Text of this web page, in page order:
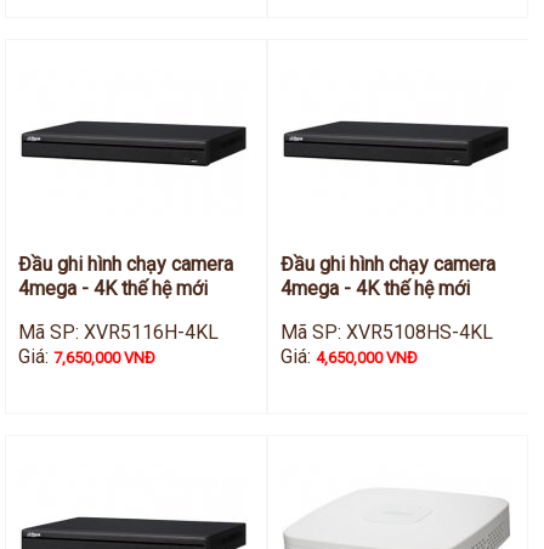
Đầu ghi hình chạy camera
4mega - 4K thế hệ mới
Mã SP: XVR5116H-4KL
Giá:7,650,000 VNĐ
Đầu ghi hình chạy camera
4mega - 4K thế hệ mới
Mã SP: XVR5108HS-4KL
Giá: 4,650,000 VNĐ